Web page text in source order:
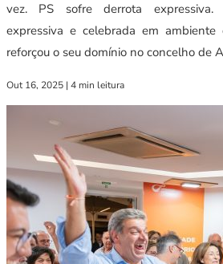
vez. PS sofre derrota
expressiva e celebrada em
reforçou o seu domínio no concelho de
Out 16, 2025 | 4 min leitura